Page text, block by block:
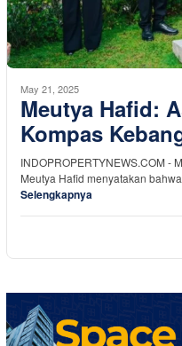
May 21, 2025
Meutya Hafid:
Kompas
INDOPROPERTYNEWS.COM -
Meutya Hafid menyatakan
Selengkapnya